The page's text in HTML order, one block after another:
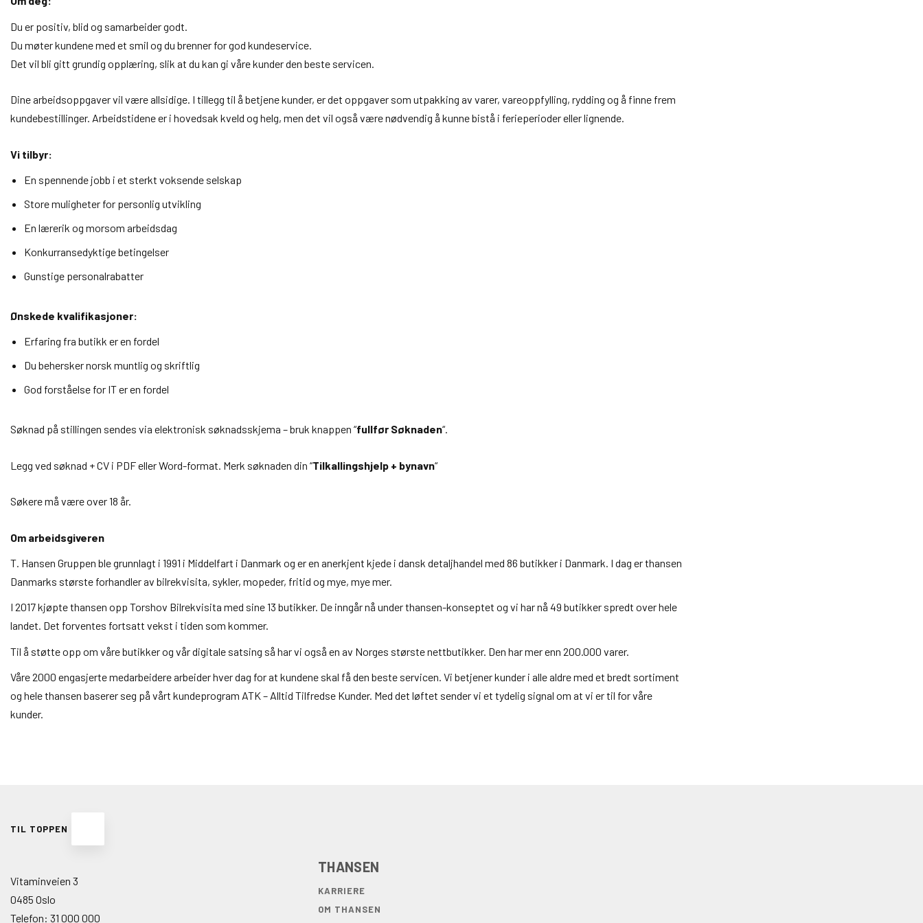
Du er positiv, blid og samarbeider godt.
Du møter kundene med et smil og du brenner for god kundeservice.
Det vil bli gitt grundig opplæring, slik at du kan gi våre kunder den beste servicen.
Dine arbeidsoppgaver vil være allsidige. I tillegg til å betjene kunder, er det oppgaver som utpakking av varer, vareoppfylling, rydding og å finne frem
kundebestillinger. Arbeidstidene er i hovedsak kveld og helg, men det vil også være nødvendig å kunne bistå i ferieperioder eller lignende.
Vi tilbyr:
En spennende jobb i et sterkt voksende selskap
Store muligheter for personlig utvikling
En lærerik og morsom arbeidsdag
Konkurransedyktige betingelser
Gunstige personalrabatter
Ønskede kvalifikasjoner:
Erfaring fra butikk er en fordel
Du behersker norsk muntlig og skriftlig
God forståelse for IT er en fordel
Søknad på stillingen sendes via elektronisk søknadsskjema – bruk knappen “fullfør Søknaden“.
Legg ved søknad + CV i PDF eller Word-format. Merk søknaden din “Tilkallingshjelp + bynavn“
Søkere må være over 18 år.
Om arbeidsgiveren
T. Hansen Gruppen ble grunnlagt i 1991 i Middelfart i Danmark og er en anerkjent kjede i dansk detaljhandel med 86 butikker i Danmark. I dag er thansen
Danmarks største forhandler av bilrekvisita, sykler, mopeder, fritid og mye, mye mer.
I 2017 kjøpte thansen opp Torshov Bilrekvisita med sine 13 butikker. De inngår nå under thansen-konseptet og vi har nå 49 butikker spredt over hele
landet. Det forventes fortsatt vekst i tiden som kommer.
Til å støtte opp om våre butikker og vår digitale satsing så har vi også en av Norges største nettbutikker. Den har mer enn 200.000 varer.
Våre 2000 engasjerte medarbeidere arbeider hver dag for at kundene skal få den beste servicen. Vi betjener kunder i alle aldre med et bredt sortiment
og hele thansen baserer seg på vårt kundeprogram ATK – Alltid Tilfredse Kunder. Med det løftet sender vi et tydelig signal om at vi er til for våre
kunder.
TIL TOPPEN
Vitaminveien 3
0485 Oslo
Telefon: 31 000 000
THANSEN
KARRIERE
OM THANSEN